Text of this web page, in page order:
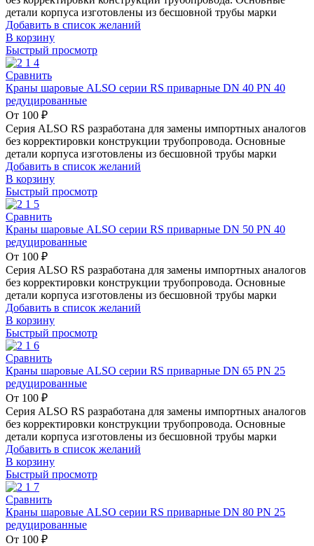
детали корпуса изготовлены из бесшовной трубы марки
Добавить в список желаний
В корзину
Быстрый просмотр
Сравнить
Краны шаровые ALSO серии RS приварные DN 40 PN 40
редуцированные
От 100 ₽
Серия ALSO RS разработана для замены импортных аналогов
без корректировки конструкции трубопровода. Основные
детали корпуса изготовлены из бесшовной трубы марки
Добавить в список желаний
В корзину
Быстрый просмотр
Сравнить
Краны шаровые ALSO серии RS приварные DN 50 PN 40
редуцированные
От 100 ₽
Серия ALSO RS разработана для замены импортных аналогов
без корректировки конструкции трубопровода. Основные
детали корпуса изготовлены из бесшовной трубы марки
Добавить в список желаний
В корзину
Быстрый просмотр
Сравнить
Краны шаровые ALSO серии RS приварные DN 65 PN 25
редуцированные
От 100 ₽
Серия ALSO RS разработана для замены импортных аналогов
без корректировки конструкции трубопровода. Основные
детали корпуса изготовлены из бесшовной трубы марки
Добавить в список желаний
В корзину
Быстрый просмотр
Сравнить
Краны шаровые ALSO серии RS приварные DN 80 PN 25
редуцированные
От 100 ₽